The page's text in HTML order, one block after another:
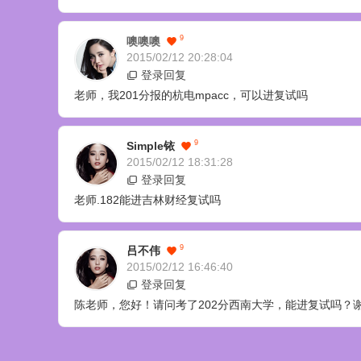
噢噢噢 9
2015/02/12 20:28:04
登录回复
老师，我201分报的杭电mpacc，可以进复试吗
Simple铱 9
2015/02/12 18:31:28
登录回复
老师.182能进吉林财经复试吗
吕不伟 9
2015/02/12 16:46:40
登录回复
陈老师，您好！请问考了202分西南大学，能进复试吗？